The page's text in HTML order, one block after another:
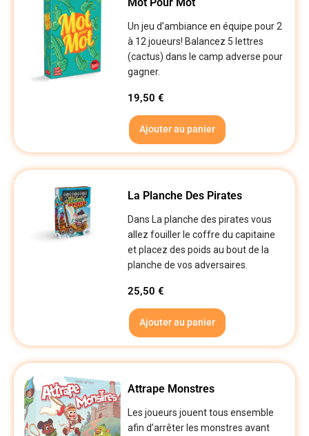
Un jeu d’ambiance en équipe pour 2
à 12 joueurs! Balancez 5 lettres
(cactus) dans le camp adverse pour
gagner.
19,50€
Ajouter au panier
La Planche Des Pirates
Dans La planche des pirates vous
allez fouiller le coffre du capitaine
et placez des poids au bout de la
planche de vos adversaires.
25,50€
Ajouter au panier
Attrape Monstres
Les joueurs jouent tous ensemble
afin d’arrêter les monstres avant